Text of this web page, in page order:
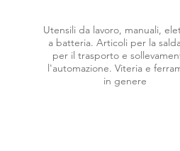
Utensili da lavoro, manuali,
a batteria. Articoli per la
per il trasporto e
l'automazione. Viteria e
in genere